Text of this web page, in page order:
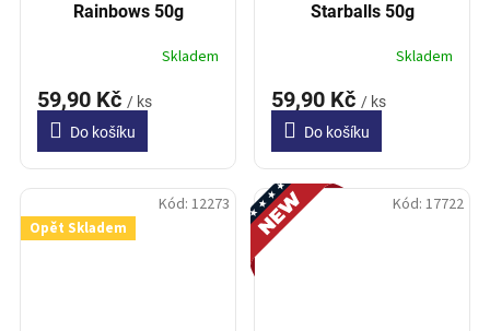
Rainbows 50g
Skladem
59,90 Kč / ks
Do košíku
Starballs 50g
Skladem
59,90 Kč / ks
Do košíku
Opět Skladem
Kód: 12273 Novinka Kód: 17722